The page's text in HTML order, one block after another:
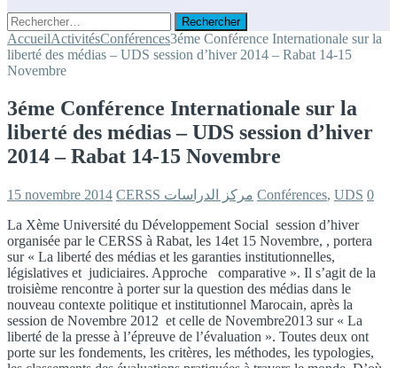
Rechercher :
AccueilActivitésConférences3éme Conférence Internationale sur la
liberté des médias – UDS session d’hiver 2014 – Rabat 14-15
Novembre
3éme Conférence Internationale sur la
liberté des médias – UDS session d’hiver
2014 – Rabat 14-15 Novembre
15 novembre 2014 CERSS مركز الدراسات Conférences, UDS 0
La Xème Université du Développement Social session d’hiver
organisée par le CERSS à Rabat, les 14et 15 Novembre, , portera
sur « La liberté des médias et les garanties institutionnelles,
législatives et judiciaires. Approche comparative ». Il s’agit de la
troisième rencontre à porter sur la question des médias dans le
nouveau contexte politique et institutionnel Marocain, après la
session de Novembre 2012 et celle de Novembre2013 sur « La
liberté de la presse à l’épreuve de l’évaluation ». Toutes deux ont
porte sur les fondements, les critères, les méthodes, les typologies,